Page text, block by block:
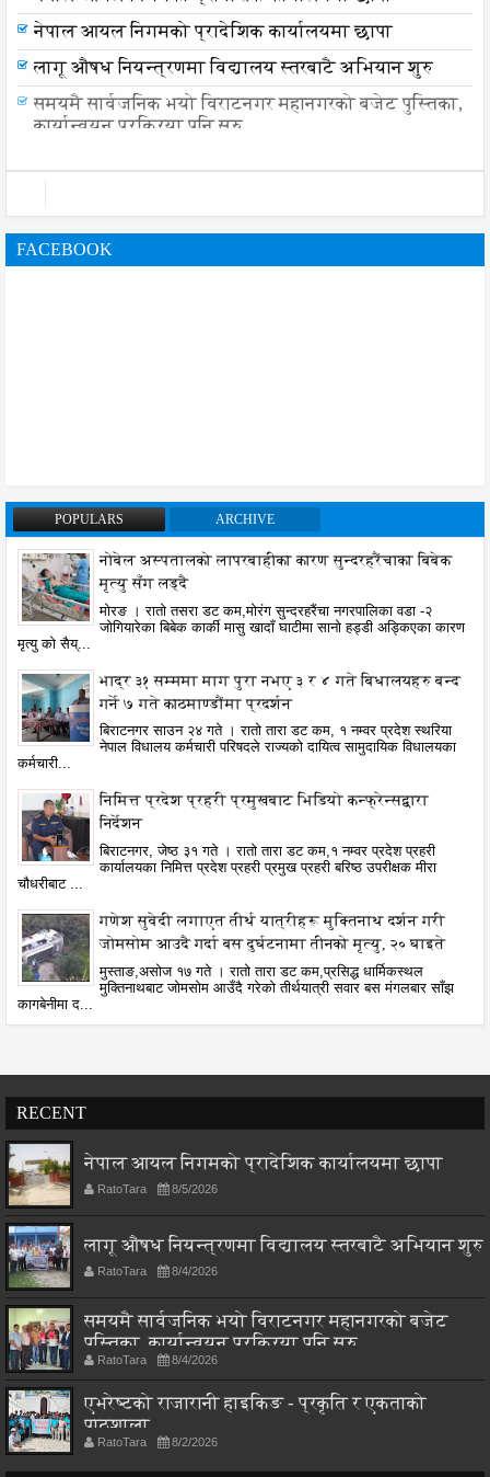
नेपाल आयल निगमको प्रादेशिक कार्यालयमा छापा
लागू औषध नियन्त्रणमा विद्यालय स्तरबाटै अभियान शुरु
समयमै सार्वजनिक भयो विराटनगर महानगरको बजेट पुस्तिका,
कार्यान्वयन प्रक्रिया पनि सुरु
FACEBOOK
POPULARS ARCHIVE
नोबेल अस्पतालको लापरबाहीका कारण सुन्दरहरैंचाका बिबेक
मृत्यु सँग लड्दै
मोरङ । रातो तसरा डट कम,मोरंग सुन्दरहरैंचा नगरपालिका वडा -२
जोगियारेका बिबेक कार्की मासु खादाँ घाटीमा सानो हड्डी अड्किएका कारण
मृत्यु को सैय्...
भाद्र ३१ सम्ममा माग पुरा नभए ३ र ४ गते बिधालयहरु बन्द
गर्ने ७ गते काठमाण्डौंमा प्रदर्शन
बिराटनगर साउन २४ गते । रातो तारा डट कम, १ नम्वर प्रदेश स्थरिया
नेपाल विधालय कर्मचारी परिषदले राज्यको दायित्व सामुदायिक विधालयका
कर्मचारी...
निमित्त प्रदेश प्रहरी प्रमुखबाट भिडियो कन्फ्रेन्सद्वारा
निर्देशन
बिराटनगर, जेष्ठ ३१ गते । रातो तारा डट कम,१ नम्वर प्रदेश प्रहरी
कार्यालयका निमित्त प्रदेश प्रहरी प्रमुख प्रहरी बरिष्ठ उपरीक्षक मीरा
चौधरीबाट ...
गणेश सुवेदी लगाएत तीर्थ यात्रीहरू मुक्तिनाथ दर्शन गरी
जोमसोम आउदै गर्दा बस दुर्घटनामा तीनको मृत्यु, २० घाइते
मुस्ताङ,असोज १७ गते । रातो तारा डट कम,प्रसिद्ध धार्मिकस्थल
मुक्तिनाथबाट जोमसोम आउँदै गरेको तीर्थयात्री सवार बस मंगलबार साँझ
कागबेनीमा द...
RECENT
नेपाल आयल निगमको प्रादेशिक कार्यालयमा छापा
RatoTara 8/5/2026
लागू औषध नियन्त्रणमा विद्यालय स्तरबाटै अभियान शुरु
RatoTara 8/4/2026
समयमै सार्वजनिक भयो विराटनगर महानगरको बजेट
पुस्तिका, कार्यान्वयन प्रक्रिया पनि सुरु
RatoTara 8/4/2026
एभरेष्टको राजारानी हाइकिङ - प्रकृति र एकताको
पाठशाला
RatoTara 8/2/2026